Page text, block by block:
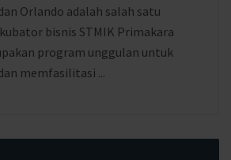
Orlando adalah salah satu
bisnis STMIK Primakara
program unggulan untuk
memfasilitasi ...